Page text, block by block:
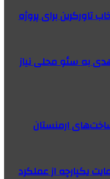
به سئو محلی نیاز
ارمنستان
یکپارچه از عملکرد